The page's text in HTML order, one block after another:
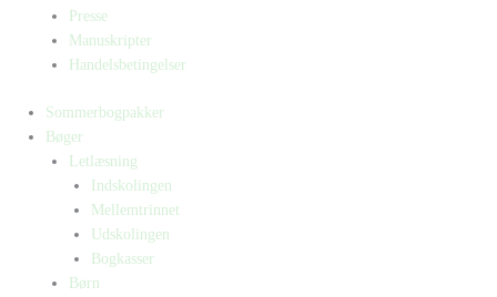
Presse
Manuskripter
Handelsbetingelser
Sommerbogpakker
Bøger
Letlæsning
Indskolingen
Mellemtrinnet
Udskolingen
Bogkasser
Børn